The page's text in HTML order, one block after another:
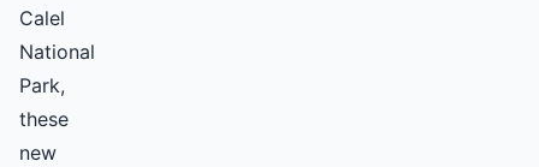
Calel
National
Park,
these
new